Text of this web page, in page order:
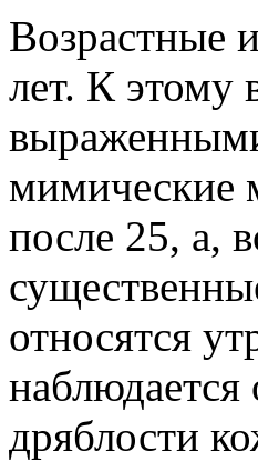
Возрастные
лет. К этому
мимические
после 25, а,
относятся
дряблости